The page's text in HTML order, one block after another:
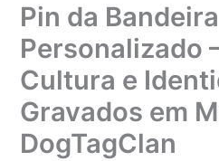
Pin da
Personalizado
Cultura e
Gravados em
DogTagClan